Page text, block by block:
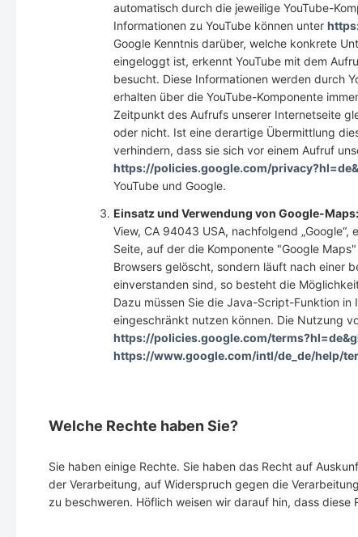
automatisch durch die jeweilige YouTube-
Informationen zu YouTube können unter
Google Kenntnis darüber, welche konkrete
eingeloggt ist, erkennt YouTube mit dem
besucht. Diese Informationen werden durch
erhalten über die YouTube-Komponente
Zeitpunkt des Aufrufs unserer Internetseite
oder nicht. Ist eine derartige Übermittlung
verhindern, dass sie sich vor einem Aufruf
https://policies.google.com/
YouTube und Google.
Einsatz und Verwendung von Google-Maps:
View, CA 94043 USA, nachfolgend
Seite, auf der die Komponente "Google
Browsers gelöscht, sondern läuft nach einer
einverstanden sind, so besteht die
Dazu müssen Sie die Java-Script-Funktion
eingeschränkt nutzen können. Die Nutzung
https://policies.google.com/
https://www.google.com/intl/de_de/help/
Welche Rechte haben Sie?
Sie haben einige Rechte. Sie haben das Recht auf
der Verarbeitung, auf Widerspruch gegen die
zu beschweren. Höflich weisen wir darauf hin, dass